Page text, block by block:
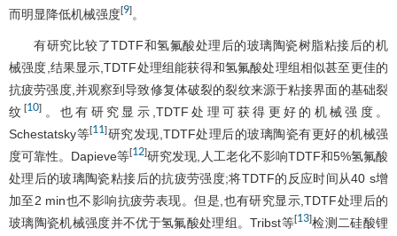
而明显降低机械强度[9] 。
有研究比较了TDTF和氢氟酸处理后的玻璃陶瓷树脂粘接后的机
械强度,结果显示,TDTF处理组能获得和氢氟酸处理组相似甚至更佳的
抗疲劳强度,并观察到导致修复体破裂的裂纹来源于粘接界面的基础裂
纹[10] 。也有研究显示,TDTF处理可获得更好的机械强度。
Schestatsky等[11]研究发现,TDTF处理后的玻璃陶瓷有更好的机械强
度可靠性。Dapieve等[12]研究发现,人工老化不影响TDTF和5%氢氟酸
处理后的玻璃陶瓷粘接后的抗疲劳强度;将TDTF的反应时间从40 s增
加至2 min也不影响抗疲劳表现。但是,也有研究显示,TDTF处理后的
玻璃陶瓷机械强度并不优于氢氟酸处理组。Tribst等[13]检测二硅酸锂